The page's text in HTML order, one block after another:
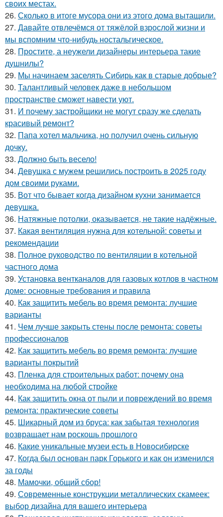
своих местах.
26. Сколько в итоге мусора они из этого дома вытащили.
27. Давайте отвлечёмся от тяжёлой взрослой жизни и
мы вспомним что-нибудь ностальгическое.
28. Простите, а неужели дизайнеры интерьера такие
душнилы?
29. Мы начинаем заселять Сибирь как в старые добрые?
30. Талантливый человек даже в небольшом
пространстве сможет навести уют.
31. И почему застройщики не могут сразу же сделать
красивый ремонт?
32. Папа хотел мальчика, но получил очень сильную
дочку.
33. Должно быть весело!
34. Девушка с мужем решились построить в 2025 году
дом своими руками.
35. Вот что бывает когда дизайном кухни занимается
девушка.
36. Натяжные потолки, оказывается, не такие надёжные.
37. Какая вентиляция нужна для котельной: советы и
рекомендации
38. Полное руководство по вентиляции в котельной
частного дома
39. Установка вентканалов для газовых котлов в частном
доме: основные требования и правила
40. Как защитить мебель во время ремонта: лучшие
варианты
41. Чем лучше закрыть стены после ремонта: советы
профессионалов
42. Как защитить мебель во время ремонта: лучшие
варианты покрытий
43. Пленка для строительных работ: почему она
необходима на любой стройке
44. Как защитить окна от пыли и повреждений во время
ремонта: практические советы
45. Шикарный дом из бруса: как забытая технология
возвращает нам роскошь прошлого
46. Какие уникальные музеи есть в Новосибирске
47. Когда был основан парк Горького и как он изменился
за годы
48. Мамочки, общий сбор!
49. Современные конструкции металлических скамеек:
выбор дизайна для вашего интерьера